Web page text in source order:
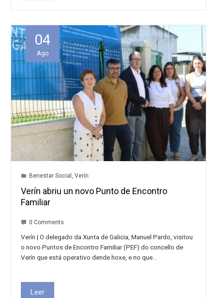
04
Ago
Benestar Social ,Verín
Verín abriu un novo Punto de Encontro
Familiar
0 Comments
Verín | O delegado da Xunta de Galicia, Manuel Pardo, visitou
o novo Puntos de Encontro Familiar (PEF) do concello de
Verín que está operativo dende hoxe, e no que…
Leer